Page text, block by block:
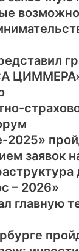
2025»
заявок
– 2026»